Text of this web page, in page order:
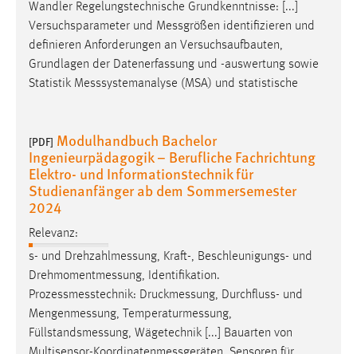
Wandler Regelungstechnische Grundkenntnisse: [...]
Versuchsparameter und Messgrößen identifizieren und
definieren Anforderungen an Versuchsaufbauten,
Grundlagen der Datenerfassung und -auswertung sowie
Statistik Messsystemanalyse (MSA) und statistische
[PDF] Modulhandbuch Bachelor
Ingenieurpädagogik – Berufliche Fachrichtung
Elektro- und Informationstechnik für
Studienanfänger ab dem Sommersemester
2024
Relevanz:
s- und Drehzahlmessung, Kraft-, Beschleunigungs- und
Drehmomentmessung, Identifikation.
Prozessmesstechnik: Druckmessung, Durchfluss- und
Mengenmessung, Temperaturmessung,
Füllstandsmessung, Wägetechnik [...] Bauarten von